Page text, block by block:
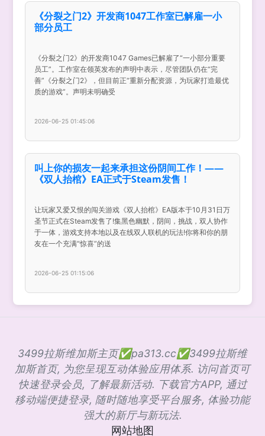
《分裂之门2》开发商1047工作室已解雇一小
部分员工
《分裂之门2》的开发商1047 Games已解雇了“一小部分重要
员工”。工作室在领英发布的声明中表示，尽管团队仍在“完
善”《分裂之门2》，但目前正“重新分配资源，为玩家打造最优
质的游戏”。声明未明确受
2026-06-25 01:45:06
叫上你的损友一起来承担这份阴间工作！——
《双人抬棺》EA正式于Steam发售！
让玩家又爱又恨的闯关游戏《双人抬棺》EA版本于10月31日万
圣节正式在Steam发售了!集黑色幽默，阴间，挑战，双人协作
于一体，游戏支持本地以及在线双人联机的玩法!你将和你的朋
友在一个充满“惊喜”的送
2026-06-25 01:15:06
3499拉斯维加斯主页✅pa313.cc✅3499拉斯维
加斯首页, 为您呈现互动体验应用体系. 访问首页可
快速登录会员, 了解最新活动. 下载官方APP, 通过
移动端便捷登录, 随时随地享受平台服务, 体验功能
强大的新厅与新玩法.
网站地图